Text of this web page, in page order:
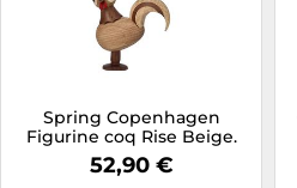
Spring Copenhagen
Figurine coq Rise Beige.
4.2x12x10.5 cm
52,90 €